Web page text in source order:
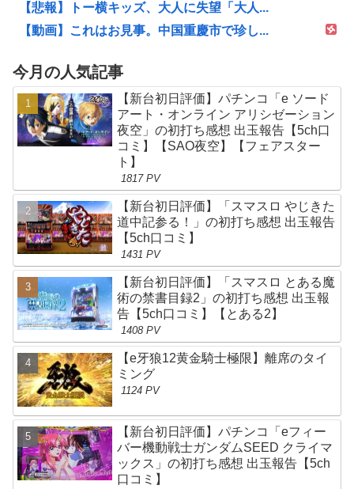
【悲報】トー横キッズ、大人に失望「大人...
【動画】これはお見事。中国重慶市で珍し...
今月の人気記事
【新台初日評価】パチンコ「e ソード
アート・オンライン アリシゼーション
夜空」の初打ち感想 出玉報告【5ch口
コミ】【SAO夜空】【フェアスター
ト】
1817 PV
【新台初日評価】「スマスロ やじきた
道中記参る！」の初打ち感想 出玉報告
【5ch口コミ】
1431 PV
【新台初日評価】「スマスロ とある魔
術の禁書目録2」の初打ち感想 出玉報
告【5ch口コミ】【とある2】
1408 PV
【e牙狼12黄金騎士極限】離席のタイ
ミング
1124 PV
【新台初日評価】パチンコ「eフィー
バー機動戦士ガンダムSEED クライマ
ックス」の初打ち感想 出玉報告【5ch
口コミ】